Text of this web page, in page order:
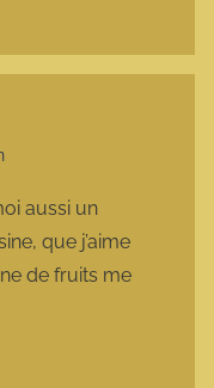
aussi un
que j’aime
de fruits me